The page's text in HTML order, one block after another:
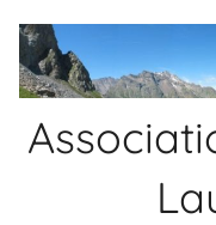
contenu